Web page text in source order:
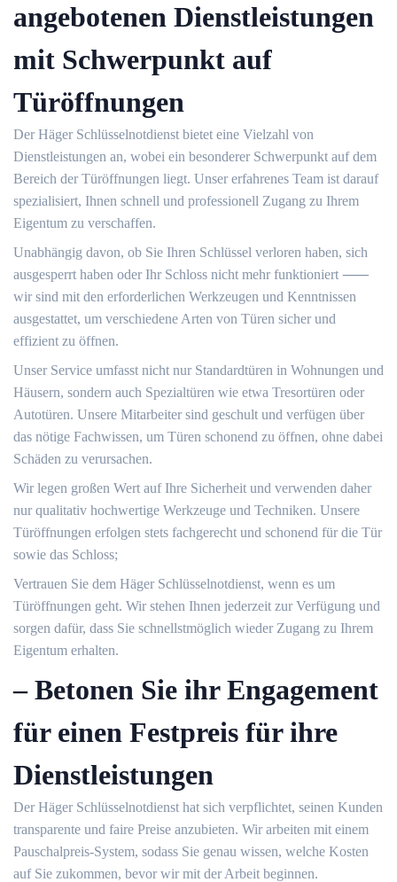
angebotenen Dienstleistungen
mit Schwerpunkt auf
Türöffnungen
Der Häger Schlüsselnotdienst bietet eine Vielzahl von
Dienstleistungen an, wobei ein besonderer Schwerpunkt auf dem
Bereich der Türöffnungen liegt.​ Unser erfahrenes Team ist darauf
spezialisiert, Ihnen schnell und professionell Zugang zu Ihrem
Eigentum zu verschaffen.​
Unabhängig davon, ob Sie Ihren Schlüssel verloren haben, sich
ausgesperrt haben oder Ihr Schloss nicht mehr funktioniert ⸺
wir sind mit den erforderlichen Werkzeugen und Kenntnissen
ausgestattet, um verschiedene Arten von Türen sicher und
effizient zu öffnen.​
Unser Service umfasst nicht nur Standardtüren in Wohnungen und
Häusern, sondern auch Spezialtüren wie etwa Tresortüren oder
Autotüren.​ Unsere Mitarbeiter sind geschult und verfügen über
das nötige Fachwissen, um Türen schonend zu öffnen, ohne dabei
Schäden zu verursachen.​
Wir legen großen Wert auf Ihre Sicherheit und verwenden daher
nur qualitativ hochwertige Werkzeuge und Techniken.​ Unsere
Türöffnungen erfolgen stets fachgerecht und schonend für die Tür
sowie das Schloss;
Vertrauen Sie dem Häger Schlüsselnotdienst, wenn es um
Türöffnungen geht.​ Wir stehen Ihnen jederzeit zur Verfügung und
sorgen dafür, dass Sie schnellstmöglich wieder Zugang zu Ihrem
Eigentum erhalten.​
– Betonen Sie ihr Engagement
für einen Festpreis für ihre
Dienstleistungen
Der Häger Schlüsselnotdienst hat sich verpflichtet, seinen Kunden
transparente und faire Preise anzubieten.​ Wir arbeiten mit einem
Pauschalpreis-System, sodass Sie genau wissen, welche Kosten
auf Sie zukommen, bevor wir mit der Arbeit beginnen.